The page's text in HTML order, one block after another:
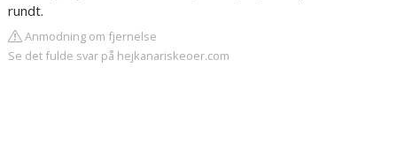
rundt.
Anmodning om fjernelse
Se det fulde svar på hejkanariskeoer.com